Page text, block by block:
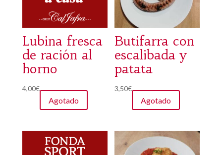
Lubina fresca
de ración al
horno
4,00€
Agotado
Butifarra con
escalibada y
patata
3,50€
Agotado